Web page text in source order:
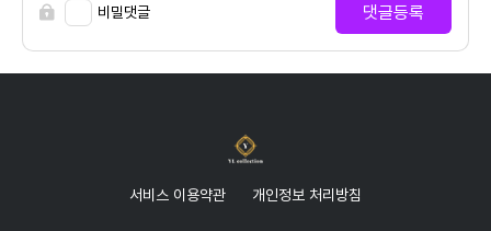
비밀댓글 댓글등록
서비스 이용약관 개인정보 처리방침